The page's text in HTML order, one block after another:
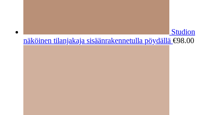
Studion
näköinen tilanjakaja sisäänrakennetulla pöydällä €98.00